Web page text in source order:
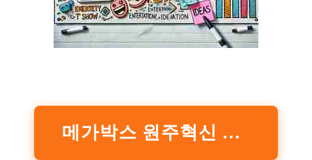
메가박스 원주혁신 관람료 바로보기